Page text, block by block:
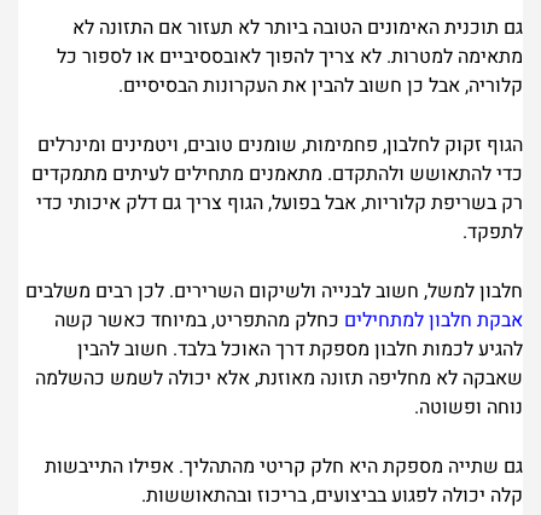
גם תוכנית האימונים הטובה ביותר לא תעזור אם התזונה לא
מתאימה למטרות. לא צריך להפוך לאובססיביים או לספור כל
קלוריה, אבל כן חשוב להבין את העקרונות הבסיסיים.
הגוף זקוק לחלבון, פחמימות, שומנים טובים, ויטמינים ומינרלים
כדי להתאושש ולהתקדם. מתאמנים מתחילים לעיתים מתמקדים
רק בשריפת קלוריות, אבל בפועל, הגוף צריך גם דלק איכותי כדי
לתפקד.
חלבון למשל, חשוב לבנייה ולשיקום השרירים. לכן רבים משלבים
אבקת חלבון למתחילים כחלק מהתפריט, במיוחד כאשר קשה
להגיע לכמות חלבון מספקת דרך האוכל בלבד. חשוב להבין
שאבקה לא מחליפה תזונה מאוזנת, אלא יכולה לשמש כהשלמה
נוחה ופשוטה.
גם שתייה מספקת היא חלק קריטי מהתהליך. אפילו התייבשות
קלה יכולה לפגוע בביצועים, בריכוז ובהתאוששות.